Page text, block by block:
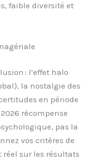
faible diversité et
: l’effet halo
la nostalgie des
en période
récompense
pas la
vos critères de
réel sur les résultats